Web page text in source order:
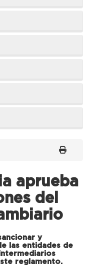
aprueba
del
y
las entidades de
reglamento.